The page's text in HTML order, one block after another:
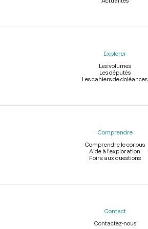
Explorer
Les volumes
Les députés
Les cahiers de doléances
Comprendre
Comprendre le corpus
Aide à l'exploration
Foire aux questions
Contact
Contactez-nous